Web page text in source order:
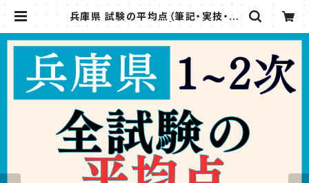
兵庫県 試験の平均点（筆記・実技・模